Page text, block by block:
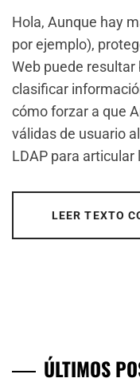
Hola, Aunque hay
por ejemplo),
Web puede
clasificar
cómo forzar a que
válidas de usuario
LDAP para articular
LEER TEXTO
ÚLTIMOS